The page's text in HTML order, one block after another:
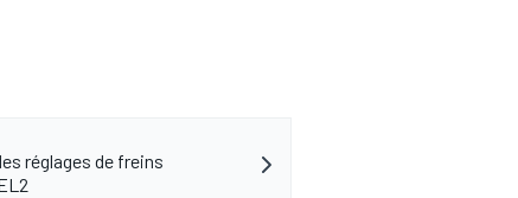
réglages de freins